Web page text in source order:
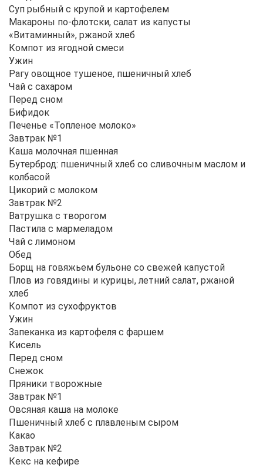
Суп рыбный с крупой и картофелем
Макароны по-флотски, салат из капусты
«Витаминный», ржаной хлеб
Компот из ягодной смеси
Ужин
Рагу овощное тушеное, пшеничный хлеб
Чай с сахаром
Перед сном
Бифидок
Печенье «Топленое молоко»
Завтрак №1
Каша молочная пшенная
Бутерброд: пшеничный хлеб со сливочным маслом и
колбасой
Цикорий с молоком
Завтрак №2
Ватрушка с творогом
Пастила с мармеладом
Чай с лимоном
Обед
Борщ на говяжьем бульоне со свежей капустой
Плов из говядины и курицы, летний салат, ржаной
хлеб
Компот из сухофруктов
Ужин
Запеканка из картофеля с фаршем
Кисель
Перед сном
Снежок
Пряники творожные
Завтрак №1
Овсяная каша на молоке
Пшеничный хлеб с плавленым сыром
Какао
Завтрак №2
Кекс на кефире